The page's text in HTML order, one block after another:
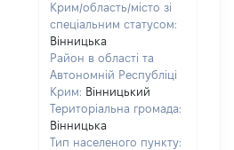
Крим/область/місто зі
спеціальним статусом:
Вінницька
Район в області та
Автономній Республіці
Крим: Вінницький
Територіальна громада:
Вінницька
Тип населеного пункту: